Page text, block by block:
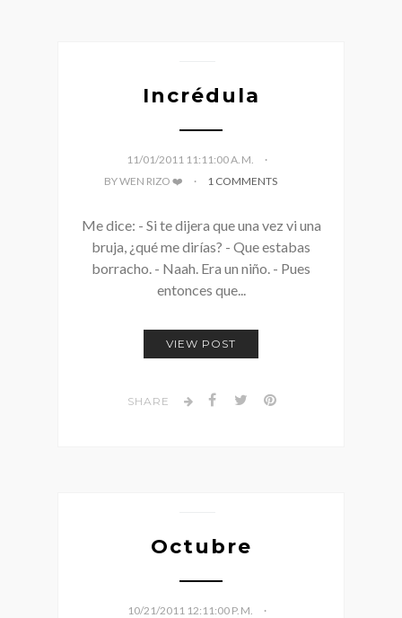
Incrédula
11/01/2011 11:11:00 A. M.
BY WEN RIZO ❤️
1 COMMENTS
Me dice: - Si te dijera que una vez vi una
bruja, ¿qué me dirías? - Que estabas
borracho. - Naah. Era un niño. - Pues
entonces que...
VIEW POST
SHARE
Octubre
10/21/2011 12:11:00 P. M.